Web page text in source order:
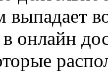
выпадает
онлайн